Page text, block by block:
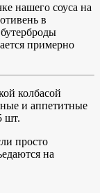
нашего соуса на
в
примерно
колбасой
и аппетитные
шт.
просто
на